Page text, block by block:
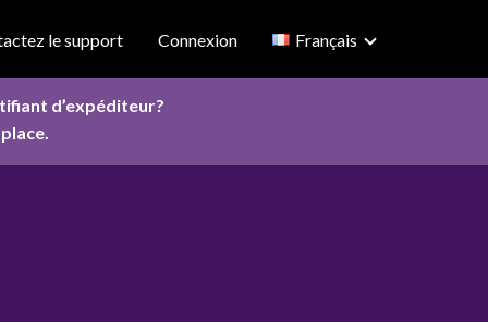
le support Connexion Français
d’expéditeur?